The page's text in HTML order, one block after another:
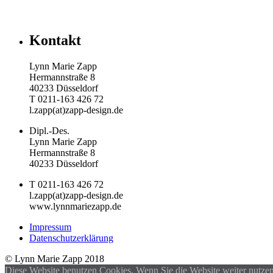
Kontakt
Lynn Marie Zapp
Hermannstraße 8
40233 Düsseldorf
T 0211-163 426 72
l.zapp(at)zapp-design.de
Dipl.-Des.
Lynn Marie Zapp
Hermannstraße 8
40233 Düsseldorf
T 0211-163 426 72
l.zapp(at)zapp-design.de
www.lynnmariezapp.de
Impressum
Datenschutzerklärung
© Lynn Marie Zapp 2018
Diese Website benutzen Cookies. Wenn Sie die Website weiter